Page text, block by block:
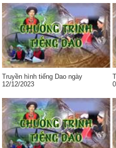
Truyền hình tiếng Dao ngày
12/12/2023